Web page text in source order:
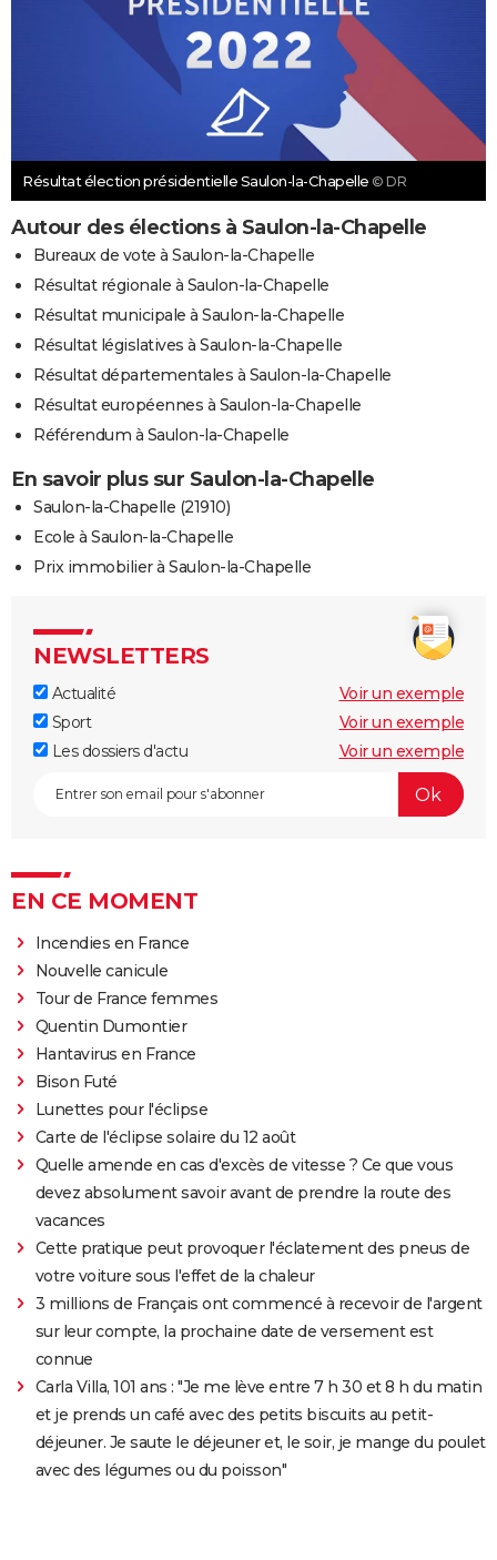
Résultat élection présidentielle Saulon-la-Chapelle © DR
Autour des élections à Saulon-la-Chapelle
Bureaux de vote à Saulon-la-Chapelle
Résultat régionale à Saulon-la-Chapelle
Résultat municipale à Saulon-la-Chapelle
Résultat législatives à Saulon-la-Chapelle
Résultat départementales à Saulon-la-Chapelle
Résultat européennes à Saulon-la-Chapelle
Référendum à Saulon-la-Chapelle
En savoir plus sur Saulon-la-Chapelle
Saulon-la-Chapelle (21910)
Ecole à Saulon-la-Chapelle
Prix immobilier à Saulon-la-Chapelle
NEWSLETTERS
Actualité
Voir un exemple
Sport
Voir un exemple
Les dossiers d'actu
Voir un exemple
EN CE MOMENT
Incendies en France
Nouvelle canicule
Tour de France femmes
Quentin Dumontier
Hantavirus en France
Bison Futé
Lunettes pour l'éclipse
Carte de l'éclipse solaire du 12 août
Quelle amende en cas d'excès de vitesse ? Ce que vous
devez absolument savoir avant de prendre la route des
vacances
Cette pratique peut provoquer l'éclatement des pneus de
votre voiture sous l'effet de la chaleur
3 millions de Français ont commencé à recevoir de l'argent
sur leur compte, la prochaine date de versement est
connue
Carla Villa, 101 ans : "Je me lève entre 7 h 30 et 8 h du matin
et je prends un café avec des petits biscuits au petit-
déjeuner. Je saute le déjeuner et, le soir, je mange du poulet
avec des légumes ou du poisson"